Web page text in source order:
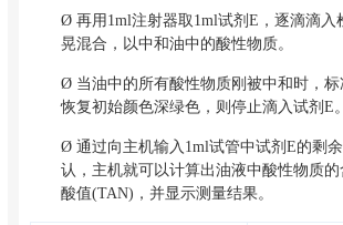
Ø 再用1ml注射器取1ml试剂E，逐滴滴入
晃混合，以中和油中的酸性物质。
Ø 当油中的所有酸性物质刚被中和时，
恢复初始颜色深绿色，则停止滴入试剂E。
Ø 通过向主机输入1ml试管中试剂E的剩
认，主机就可以计算出油液中酸性物质
酸值(TAN)，并显示测量结果。